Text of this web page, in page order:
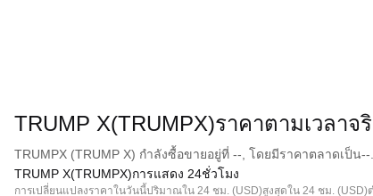
TRUMP X(TRUMPX)ราคาตามเวลาจ
TRUMPX (TRUMP X) กำลังซื้อขายอยู่ที่ --, โดยมีราคาตลาดเป็น--.
TRUMP X(TRUMPX)การแสดง 24ชั่วโมง
การเปลี่ยนแปลงราคาในวันนี้ปริมาณใน 24 ชม. (USD)สูงสุดใน 24 ชม. (USD)